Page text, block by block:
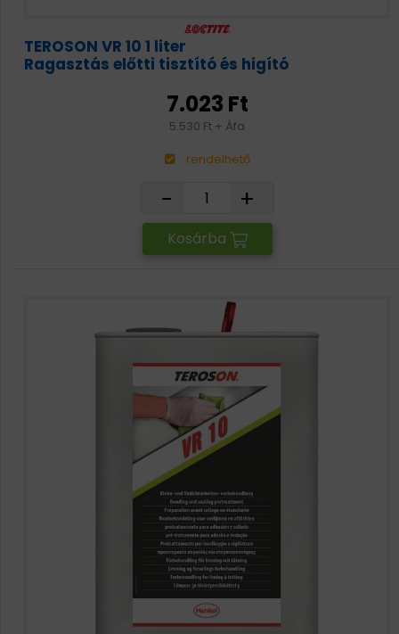
TEROSON VR 10 1 liter
Ragasztás előtti tisztító és higító
7.023 Ft
5.530 Ft + Áfa
rendelhető
- +
Kosárba